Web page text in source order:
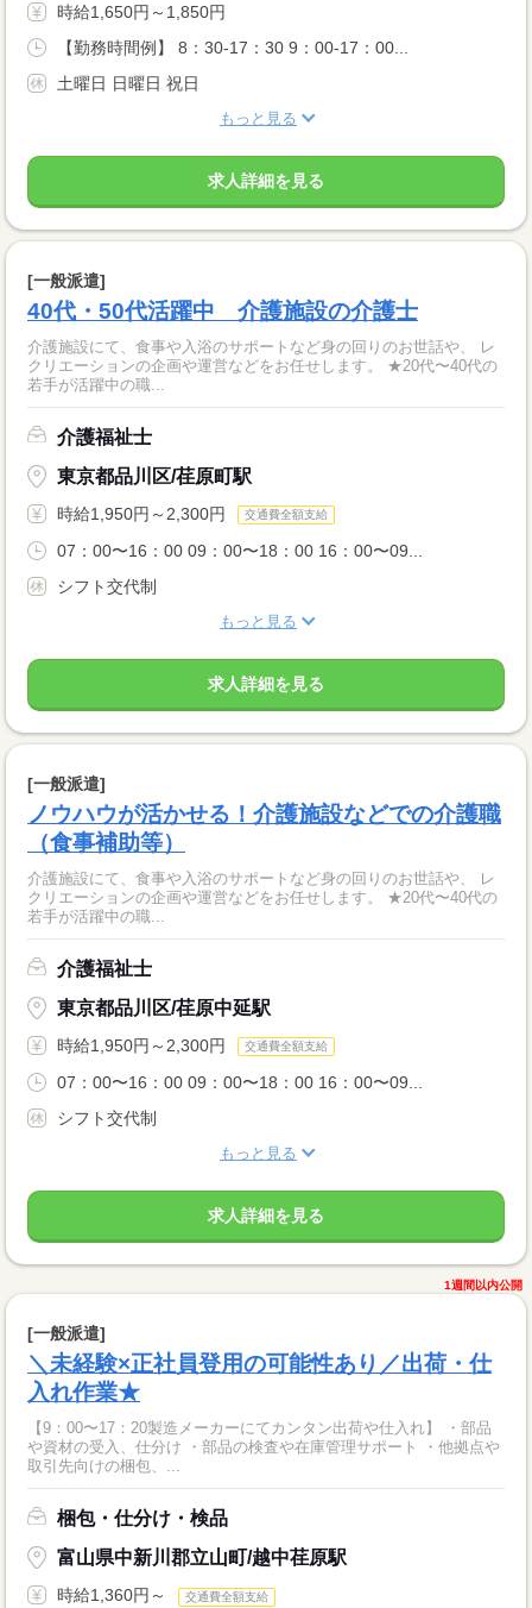
時給1,650円～1,850円
【勤務時間例】 8：30-17：30 9：00-17：00...
土曜日 日曜日 祝日
もっと見る
求人詳細を見る
[一般派遣]
40代・50代活躍中 介護施設の介護士
介護施設にて、食事や入浴のサポートなど身の回りのお世話や、 レ
クリエーションの企画や運営などをお任せします。 ★20代〜40代の
若手が活躍中の職...
介護福祉士
東京都品川区/荏原町駅
時給1,950円～2,300円 交通費全額支給
07：00〜16：00 09：00〜18：00 16：00〜09...
シフト交代制
もっと見る
求人詳細を見る
[一般派遣]
ノウハウが活かせる！介護施設などでの介護職
（食事補助等）
介護施設にて、食事や入浴のサポートなど身の回りのお世話や、 レ
クリエーションの企画や運営などをお任せします。 ★20代〜40代の
若手が活躍中の職...
介護福祉士
東京都品川区/荏原中延駅
時給1,950円～2,300円 交通費全額支給
07：00〜16：00 09：00〜18：00 16：00〜09...
シフト交代制
もっと見る
求人詳細を見る
1週間以内公開
[一般派遣]
＼未経験×正社員登用の可能性あり／出荷・仕
入れ作業★
【9：00〜17：20製造メーカーにてカンタン出荷や仕入れ】 ・部品
や資材の受入、仕分け ・部品の検査や在庫管理サポート ・他拠点や
取引先向けの梱包、...
梱包・仕分け・検品
富山県中新川郡立山町/越中荏原駅
時給1,360円～ 交通費全額支給